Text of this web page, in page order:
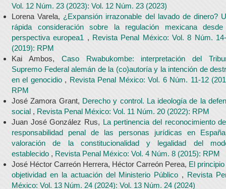
Vol. 12 Núm. 23 (2023): Vol. 12 Núm. 23 (2023)
Lorena Varela, ¿Expansión irrazonable del lavado de dinero?
rápida consideración sobre la regulación mexicana
perspectiva europea1 , Revista Penal México: Vol. 8 Núm.
(2019): RPM
Kai Ambos, Caso Rwabukombe: interpretación del
Supremo Federal alemán de la (co)autoría y la intención de
en el genocidio , Revista Penal México: Vol. 6 Núm. 11-12
RPM
José Zamora Grant, Derecho y control. La ideología de la
social , Revista Penal México: Vol. 11 Núm. 20 (2022): RPM
Juan José González Rus, La pertinencia del reconocimiento
responsabilidad penal de las personas jurídicas en
valoración de la constitucionalidad y legalidad del
establecido , Revista Penal México: Vol. 4 Núm. 8 (2015): RPM
José Héctor Carreón Herrera, Héctor Carreón Perea, El principio
objetividad en la actuación del Ministerio Público , Revista
México: Vol. 13 Núm. 24 (2024): Vol. 13 Núm. 24 (2024)